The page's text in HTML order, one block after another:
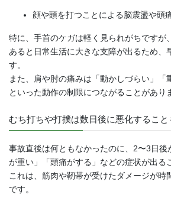
顔や頭を打つことによる脳震盪や頭
特に、手首のケガは軽く見られがちですが
あると日常生活に大きな支障が出るため、
す。
また、肩や肘の痛みは「動かしづらい」「
といった動作の制限につながることがあり
むち打ちや打撲は数日後に悪化すること
事故直後は何ともなかったのに、2〜3日後
が重い」「頭痛がする」などの症状が出る
これは、筋肉や靭帯が受けたダメージが時
です。